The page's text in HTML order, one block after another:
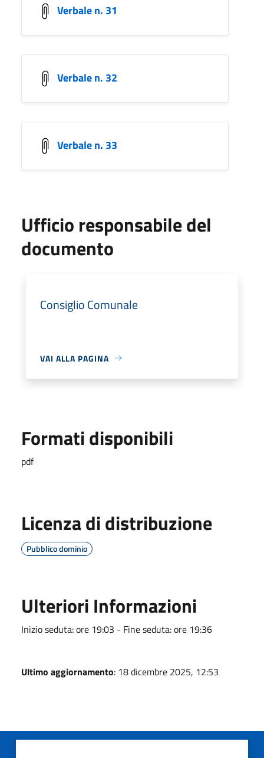
Verbale n. 31
Verbale n. 32
Verbale n. 33
Ufficio responsabile del
documento
Consiglio Comunale
VAI ALLA PAGINA
Formati disponibili
pdf
Licenza di distribuzione
Pubblico dominio
Ulteriori Informazioni
Inizio seduta: ore 19:03 - Fine seduta: ore 19:36
Ultimo aggiornamento: 18 dicembre 2025, 12:53